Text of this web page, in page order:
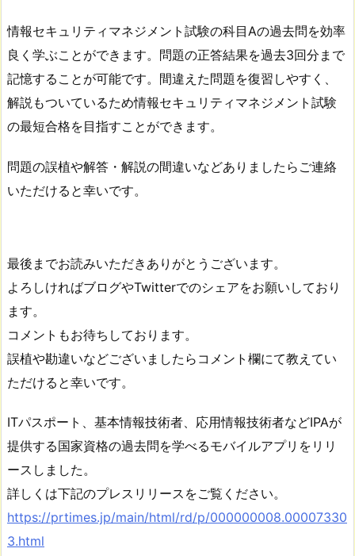
情報セキュリティマネジメント試験の科目Aの過去問を効率
良く学ぶことができます。問題の正答結果を過去3回分まで
記憶することが可能です。間違えた問題を復習しやすく、
解説もついているため情報セキュリティマネジメント試験
の最短合格を目指すことができます。
問題の誤植や解答・解説の間違いなどありましたらご連絡
いただけると幸いです。
最後までお読みいただきありがとうございます。
よろしければブログやTwitterでのシェアをお願いしており
ます。
コメントもお待ちしております。
誤植や勘違いなどございましたらコメント欄にて教えてい
ただけると幸いです。
ITパスポート、基本情報技術者、応用情報技術者などIPAが
提供する国家資格の過去問を学べるモバイルアプリをリリ
ースしました。
詳しくは下記のプレスリリースをご覧ください。
https://prtimes.jp/main/html/rd/p/000000008.00007330
3.html